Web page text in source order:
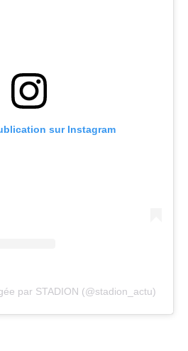
sur Instagram
par STADION (@stadion_actu)